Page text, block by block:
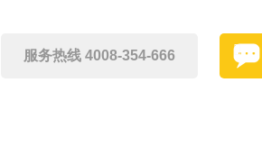
服务热线 4008-354-666